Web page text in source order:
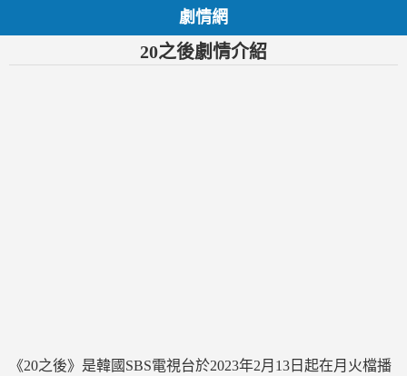
劇情網
20之後劇情介紹
《20之後》是韓國SBS電視台於2023年2月13日起在月火檔播